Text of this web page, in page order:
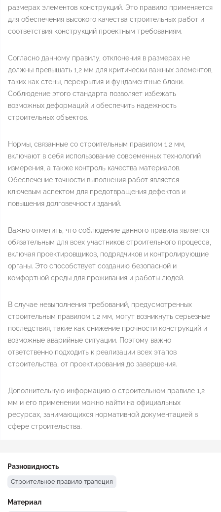
размерах элементов конструкций. Это правило применяется
для обеспечения высокого качества строительных работ и
соответствия конструкций проектным требованиям.
Согласно данному правилу, отклонения в размерах не
должны превышать 1,2 мм для критически важных элементов,
таких как стены, перекрытия и фундаментные блоки.
Соблюдение этого стандарта позволяет избежать
возможных деформаций и обеспечить надежность
строительных объектов.
Нормы, связанные со строительным правилом 1,2 мм,
включают в себя использование современных технологий
измерения, а также контроль качества материалов.
Обеспечение точности выполнения работ является
ключевым аспектом для предотвращения дефектов и
повышения долговечности зданий.
Важно отметить, что соблюдение данного правила является
обязательным для всех участников строительного процесса,
включая проектировщиков, подрядчиков и контролирующие
органы. Это способствует созданию безопасной и
комфортной среды для проживания и работы людей.
В случае невыполнения требований, предусмотренных
строительным правилом 1,2 мм, могут возникнуть серьезные
последствия, такие как снижение прочности конструкций и
возможные аварийные ситуации. Поэтому важно
ответственно подходить к реализации всех этапов
строительства, от проектирования до завершения.
Дополнительную информацию о строительном правиле 1,2
мм и его применении можно найти на официальных
ресурсах, занимающихся нормативной документацией в
сфере строительства.
Разновидность
Строительное правило трапеция
Материал